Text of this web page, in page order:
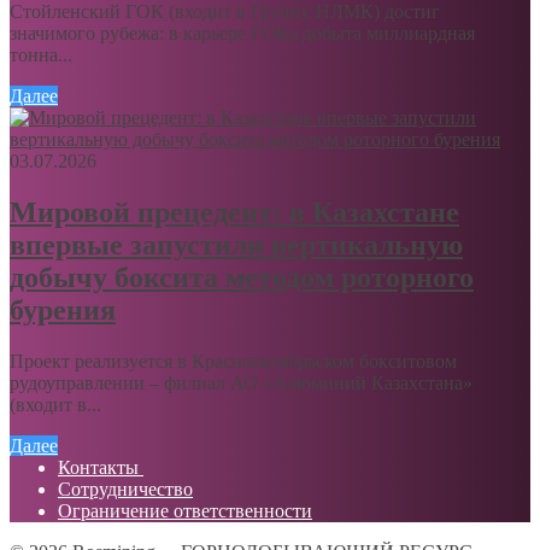
Стойленский ГОК (входит в Группу НЛМК) достиг
значимого рубежа: в карьере ГОКа добыта миллиардная
тонна...
Далее
03.07.2026
Мировой прецедент: в Казахстане
впервые запустили вертикальную
добычу боксита методом роторного
бурения
Проект реализуется в Краснооктябрьском бокситовом
рудоуправлении – филиал АО «Алюминий Казахстана»
(входит в...
Далее
Контакты
Сотрудничество
Ограничение ответственности